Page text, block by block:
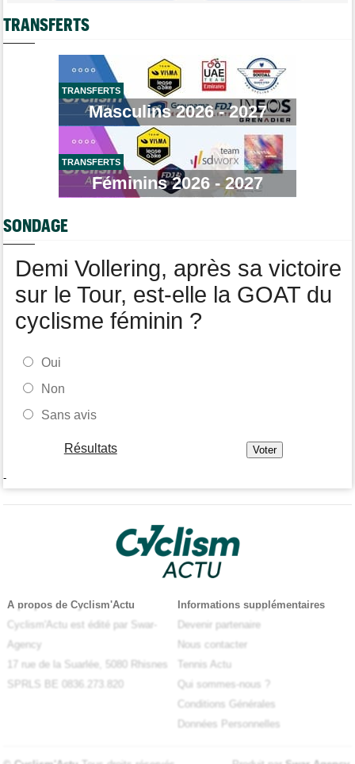
Lotto-Intermarché a fait passer pro trois jeunes de sa formation
Joe Blackmore devrait signer chez une armada du WorldTour
Tour d'Espagne
Primoz Roglic pourrait manquer La Vuelta... pas remis de sa
Un espoir de 16 ans très lourdement blessé, percuté par une
voiture !
Vingegaard aurait du mal à supporter la domination de Tadej
Casque ABUS
TRANSFERTS
TRANSFERTS
Masculins 2026 - 2027
TRANSFERTS
Féminins 2026 - 2027
SONDAGE
Demi Vollering, après sa victoire
sur le Tour, est-elle la GOAT du
cyclisme féminin ?
Oui
Non
Sans avis
Résultats
-
A propos de Cyclism'Actu
Cyclism'Actu est édité par Swar-
Agency
17 rue de la Suarlée, 5080 Rhisnes
SPRLS BE 0836.273.820
Informations supplémentaires
Devenir partenaire
Nous contacter
Tennis Actu
Qui sommes-nous ?
Conditions Générales
Données Personnelles